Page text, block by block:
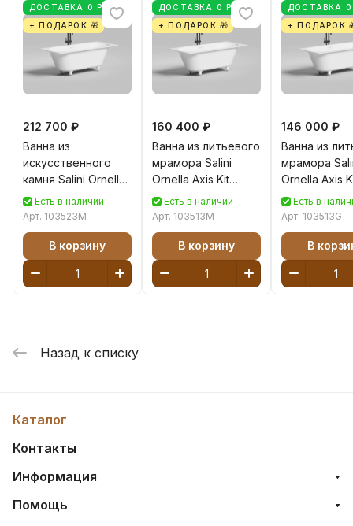
ДОСТАВКА 0 РУБ
+ ПОДАРОК 🎁
212 700 ₽
Ванна из
искусственного
камня Salini Ornella
Axis Kit 170x75
103523M S-Stone
Есть в наличии
Арт. 103523M
В корзину
ДОСТАВКА 0 РУБ
+ ПОДАРОК 🎁
160 400 ₽
Ванна из литьевого
мрамора Salini
Ornella Axis Kit
170x75 103513M S-
Sense белая
Есть в наличии
Арт. 103513M
В корзину
ДОСТАВКА 0
+ ПОДАРОК
146 000 ₽
Ванна из
мрамора
Ornella Axis
170x75
Sense белая
Есть в
Арт. 103513G
В
Назад к списку
Каталог
Контакты
Информация
Помощь